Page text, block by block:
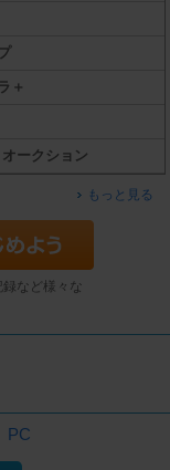
＋
オークション
もっと見る
など様々な
PC